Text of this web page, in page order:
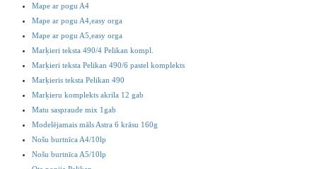
Mape ar pogu A4
Mape ar pogu A4,easy orga
Mape ar pogu A5,easy orga
Marķieri teksta 490/4 Pelikan kompl.
Marķieri teksta Pelikan 490/6 pastel komplekts
Marķieris teksta Pelikan 490
Marķieru komplekts akrila 12 gab
Matu saspraude mix 1gab
Modelējamais māls Astra 6 krāsu 160g
Nošu burtnīca A4/10lp
Nošu burtnīca A5/10lp